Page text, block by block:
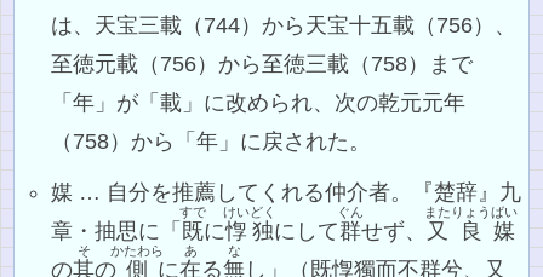
は、天宝三載（744）から天宝十五載（756）、
至徳元載（756）から至徳三載（758）まで
「年」が「載」に改められ、次の乾元元年
（758）から「年」に戻された。
媒 … 自分を推薦してくれる仲介者。『楚辞』九
章・抽思に「 既
すで
に惸独
けいどく
にして群
ぐん
せず、 又
また
良
りょう
媒
ばい
の其
そ
の 側
かたわら
に在
あ
る無
な
し」（既惸獨而不群兮、又